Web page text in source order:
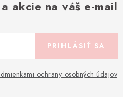
akcie na váš e-mail
ochrany osobných údajov
PRIHLÁSIŤ SA